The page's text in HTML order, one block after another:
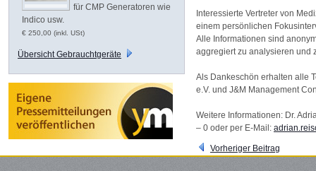
Interessierte Vertreter von
einem persönlichen
Alle Informationen sind
aggregiert zu analysieren und
Als Dankeschön erhalten alle
e.V. und J&M Management
Weitere Informationen: Dr.
– 0 oder per E-Mail:
Vorheriger Beitrag
für CMP Generatoren wie
Indico usw.
€ 250,00 (inkl. USt)
Übersicht Gebrauchtgeräte